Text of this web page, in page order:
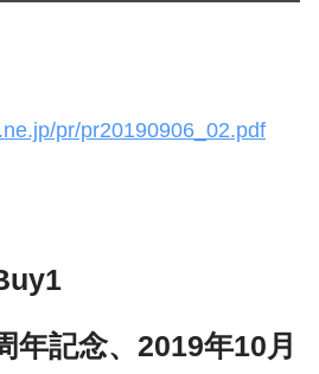
pr/pr20190906_02.pdf
年記念、2019年10月